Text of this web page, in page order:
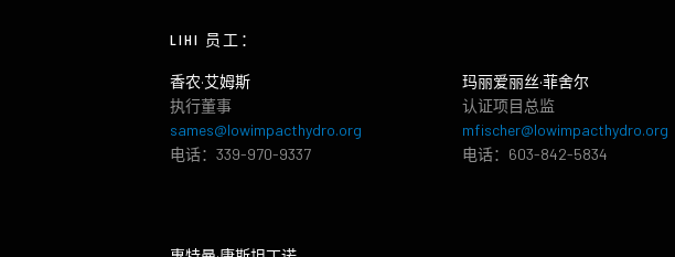
LIHI 员工：
香农·艾姆斯
执行董事
sames@lowimpacthydro.org
电话：339-970-9337
玛丽爱丽丝·菲舍尔
认证项目总监
mfischer@lowimpacthydro.org
电话：603-842-5834